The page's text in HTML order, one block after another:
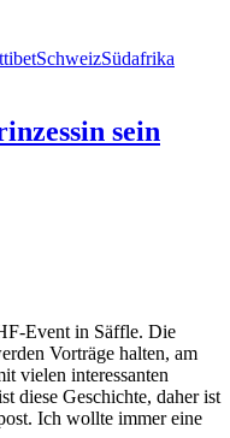
SchweizSüdafrika
sein
Event in Säffle. Die
Vorträge halten, am
vielen interessanten
diese Geschichte, daher ist
Ich wollte immer eine